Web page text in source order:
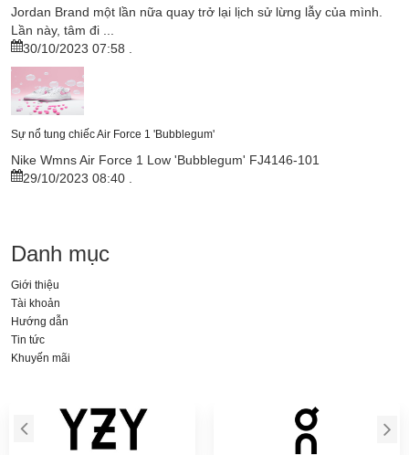
Jordan Brand một lần nữa quay trở lại lịch sử lừng lẫy của mình.
Lần này, tâm đi ...
30/10/2023 07:58
Sự nổ tung chiếc Air Force 1 'Bubblegum'
Nike Wmns Air Force 1 Low 'Bubblegum' FJ4146-101
29/10/2023 08:40
Danh mục
Giới thiệu
Tài khoản
Hướng dẫn
Tin tức
Khuyến mãi